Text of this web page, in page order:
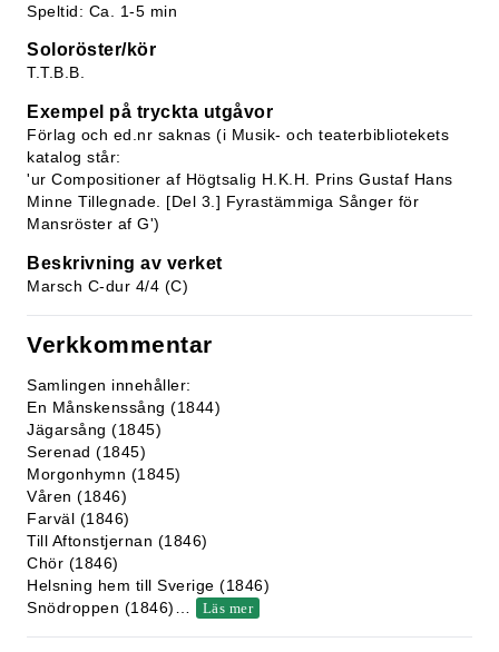
Speltid: Ca. 1-5 min
Soloröster/kör
T.T.B.B.
Exempel på tryckta utgåvor
Förlag och ed.nr saknas (i Musik- och teaterbibliotekets
katalog står:
'ur Compositioner af Högtsalig H.K.H. Prins Gustaf Hans
Minne Tillegnade. [Del 3.] Fyrastämmiga Sånger för
Mansröster af G')
Beskrivning av verket
Marsch C-dur 4/4 (C)
Verkkommentar
Samlingen innehåller:
En Månskenssång (1844)
Jägarsång (1845)
Serenad (1845)
Morgonhymn (1845)
Våren (1846)
Farväl (1846)
Till Aftonstjernan (1846)
Chör (1846)
Helsning hem till Sverige (1846)
Snödroppen (1846)
Läs mer